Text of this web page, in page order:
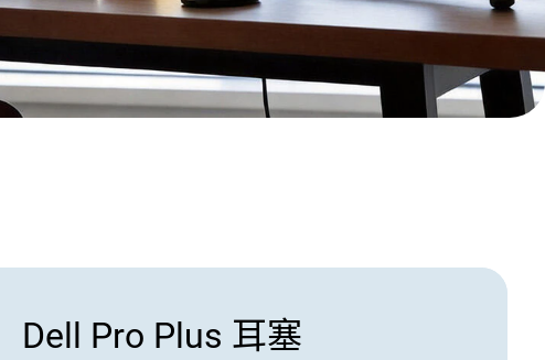
Dell Pro Plus 耳塞